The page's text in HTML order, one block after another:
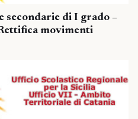
secondarie di I grado –
movimenti